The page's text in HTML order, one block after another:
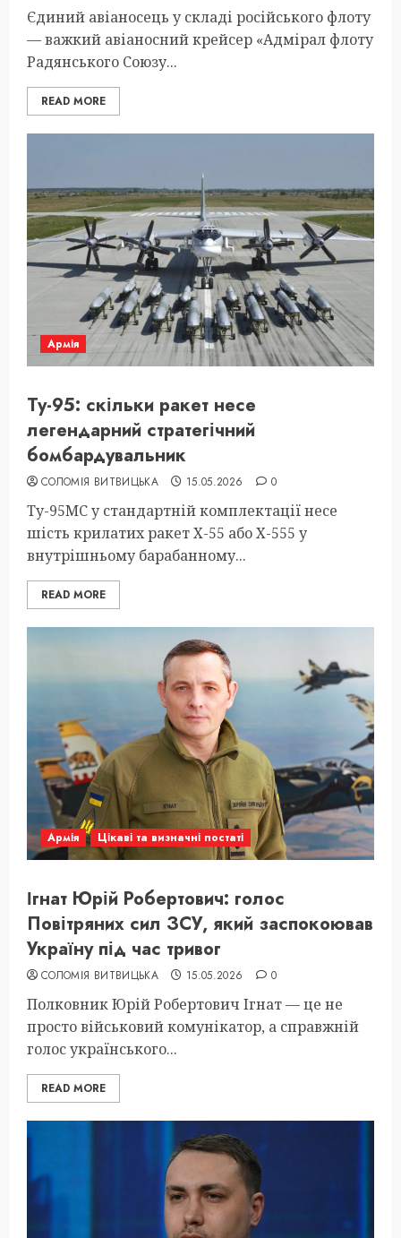
Єдиний авіаносець у складі російського флоту
— важкий авіаносний крейсер «Адмірал флоту
Радянського Союзу...
READ MORE
Армія
Ту-95: скільки ракет несе
легендарний стратегічний
бомбардувальник
СОЛОМІЯ ВИТВИЦЬКА 15.05.2026 0
Ту-95МС у стандартній комплектації несе
шість крилатих ракет Х-55 або Х-555 у
внутрішньому барабанному...
READ MORE
Армія Цікаві та визначні постаті
Ігнат Юрій Робертович: голос
Повітряних сил ЗСУ, який заспокоював
Україну під час тривог
СОЛОМІЯ ВИТВИЦЬКА 15.05.2026 0
Полковник Юрій Робертович Ігнат — це не
просто військовий комунікатор, а справжній
голос українського...
READ MORE